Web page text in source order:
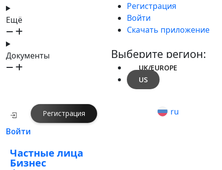
Ещё
Документы
Регистрация
Войти
Скачать приложение
Выберите регион:
UK/EUROPE
US
Войти
Регистрация ru
Частные лица
Бизнес